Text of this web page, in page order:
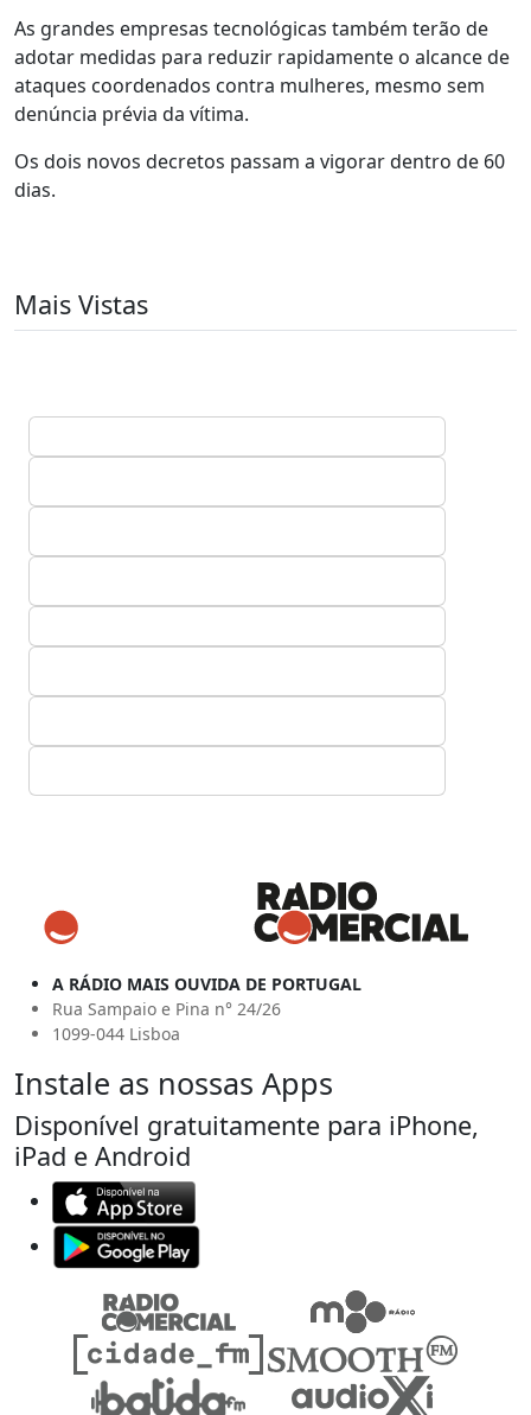
As grandes empresas tecnológicas também terão de
adotar medidas para reduzir rapidamente o alcance de
ataques coordenados contra mulheres, mesmo sem
denúncia prévia da vítima.
Os dois novos decretos passam a vigorar dentro de 60
dias.
Mais Vistas
A RÁDIO MAIS OUVIDA DE PORTUGAL
Rua Sampaio e Pina n° 24/26
1099-044 Lisboa
Instale as nossas Apps
Disponível gratuitamente para iPhone,
iPad e Android